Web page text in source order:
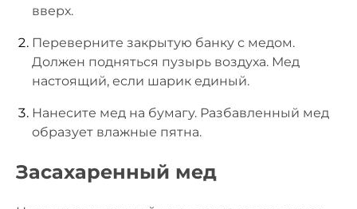
вверх.
Переверните закрытую банку с медом.
Должен подняться пузырь воздуха. Мед
настоящий, если шарик единый.
Нанесите мед на бумагу. Разбавленный мед
образует влажные пятна.
Засахаренный мед